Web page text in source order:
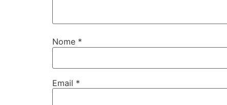
Nome *
Email *